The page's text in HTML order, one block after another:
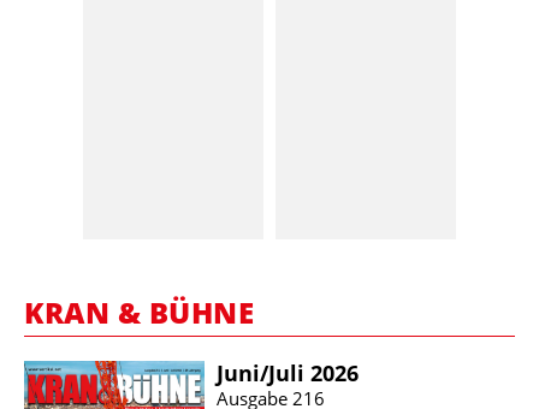
KRAN & BÜHNE
Juni/​Juli 2026
Ausgabe 216